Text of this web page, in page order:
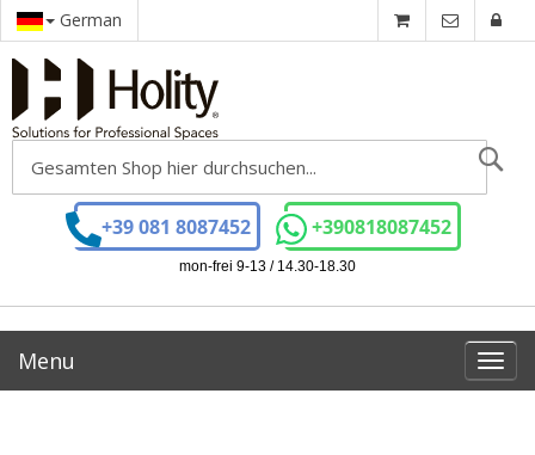
German
+39 081 8087452 +390818087452
mon-frei 9-13 / 14.30-18.30
Menu